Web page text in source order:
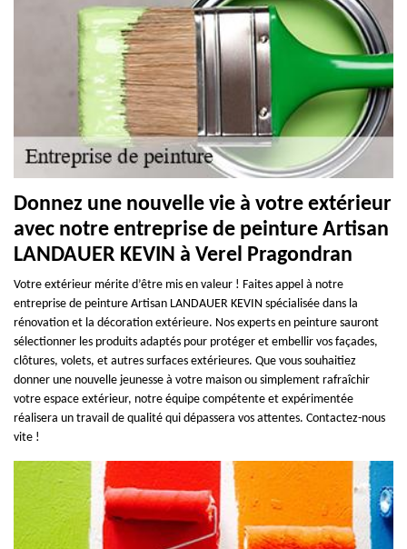
Donnez une nouvelle vie à votre extérieur
avec notre entreprise de peinture Artisan
LANDAUER KEVIN à Verel Pragondran
Votre extérieur mérite d’être mis en valeur ! Faites appel à notre
entreprise de peinture Artisan LANDAUER KEVIN spécialisée dans la
rénovation et la décoration extérieure. Nos experts en peinture sauront
sélectionner les produits adaptés pour protéger et embellir vos façades,
clôtures, volets, et autres surfaces extérieures. Que vous souhaitiez
donner une nouvelle jeunesse à votre maison ou simplement rafraîchir
votre espace extérieur, notre équipe compétente et expérimentée
réalisera un travail de qualité qui dépassera vos attentes. Contactez-nous
vite !